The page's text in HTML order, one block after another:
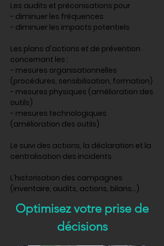
Les audits et préconisations pour
- diminuer les fréquences
- diminuer les impacts potentiels
Les plans d'actions et de prévention
concernant les :
- mesures organisationnelles
(procédures, sensibilisation, formation)
- mesures physiques (amélioration des
outils)
- mesures technologiques
(amélioration des outils)
Le suivi des actions, la déclaration et la
centralisation des incidents
L'historisation des campagnes
(inventaire, audits, actions, bilans...)
Optimisez votre prise de
décisions